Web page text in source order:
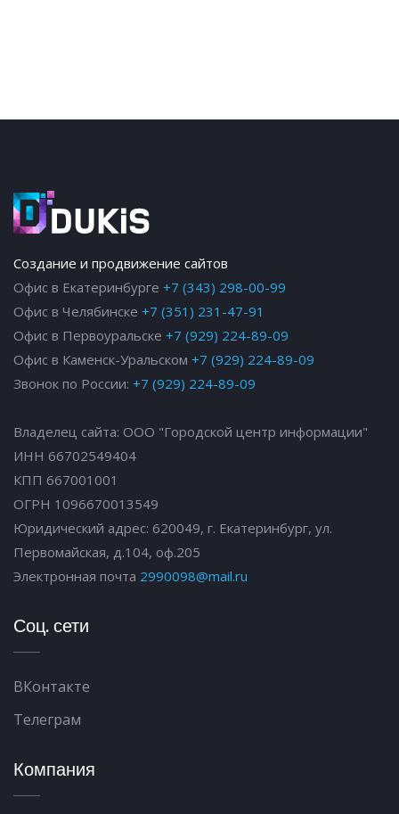
Создание и продвижение сайтов
Офис в Екатеринбурге +7 (343) 298-00-99
Офис в Челябинске +7 (351) 231-47-91
Офис в Первоуральске +7 (929) 224-89-09
Офис в Каменск-Уральском +7 (929) 224-89-09
Звонок по России: +7 (929) 224-89-09
Владелец сайта: ООО "Городской центр информации"
ИНН 66702549404
КПП 667001001
ОГРН 1096670013549
Юридический адрес: 620049, г. Екатеринбург, ул.
Первомайская, д.104, оф.205
Электронная почта 2990098@mail.ru
Соц. сети
ВКонтакте
Телеграм
Компания